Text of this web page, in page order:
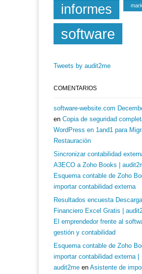
informes
software
Tweets by audit2me
COMENTARIOS
software-website.com
en Copia de seguridad
WordPress en 1and1 para
Restauración
Sincronizar contabilidad
A3ECO a Zoho Books |
Esquema contable de Zoho
importar contabilidad externa
Resultados encuesta
Financiero Excel Gratis |
El emprendedor frente al
gestión y contabilidad
Esquema contable de Zoho
importar contabilidad externa |
audit2me en Asistente de